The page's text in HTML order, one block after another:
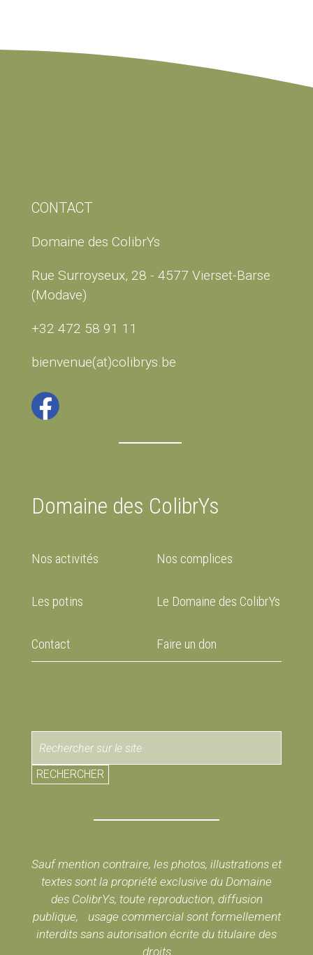
CONTACT
Domaine des ColibrYs
Rue Surroyseux, 28 - 4577 Vierset-Barse
(Modave)
+32 472 58 91 11
bienvenue(at)colibrys.be
Domaine des ColibrYs
Nos activités Nos complices
Les potins Le Domaine des ColibrYs
Contact Faire un don
RECHERCHER
Sauf mention contraire, les photos, illustrations et
textes sont la propriété exclusive du Domaine
des ColibrYs, toute reproduction, diffusion
publique, usage commercial sont formellement
interdits sans autorisation écrite du titulaire des
droits